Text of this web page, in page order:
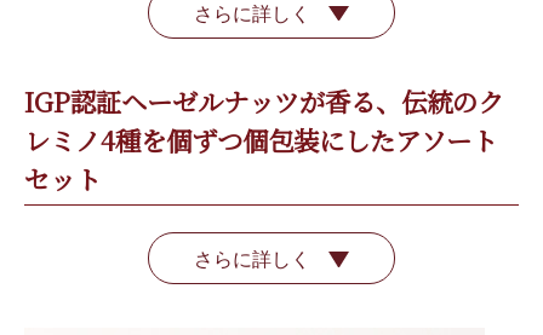
さらに詳しく
IGP認証ヘーゼルナッツが香る、伝統のク
レミノ4種を個ずつ個包装にしたアソート
セット
さらに詳しく